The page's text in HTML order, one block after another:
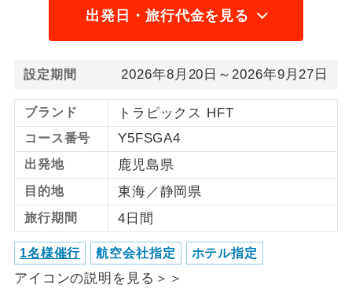
出発日・旅行代金を見る
設定期間 2026年8月20日～2026年9月27日
ブランド トラピックス HFT
コース番号 Y5FSGA4
出発地 鹿児島県
目的地 東海／静岡県
旅行期間 4日間
1名様催行 航空会社指定 ホテル指定
アイコンの説明を見る＞＞
2名様催行
加限定
スです。
1名様1室同代
金
1名様1室利用でも追加料金がかからない
コースです。
ご夫婦限定
ご夫婦限定でご参加いただけるコースで
す。
女性限定
女性限定でご参加いただけるコースで
す。